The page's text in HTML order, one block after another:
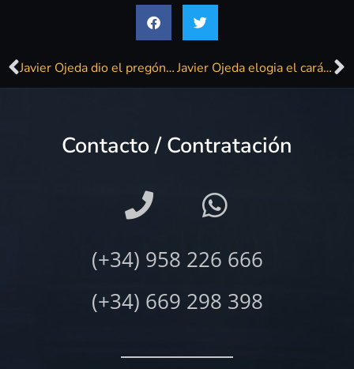
Javier Ojeda dio el pregón en la Feria de Málaga 2010 Javier Ojeda elogia el carácter «extravagante, loco y distinto» de Málaga
Contacto / Contratación
(+34) 958 226 666
(+34) 669 298 398